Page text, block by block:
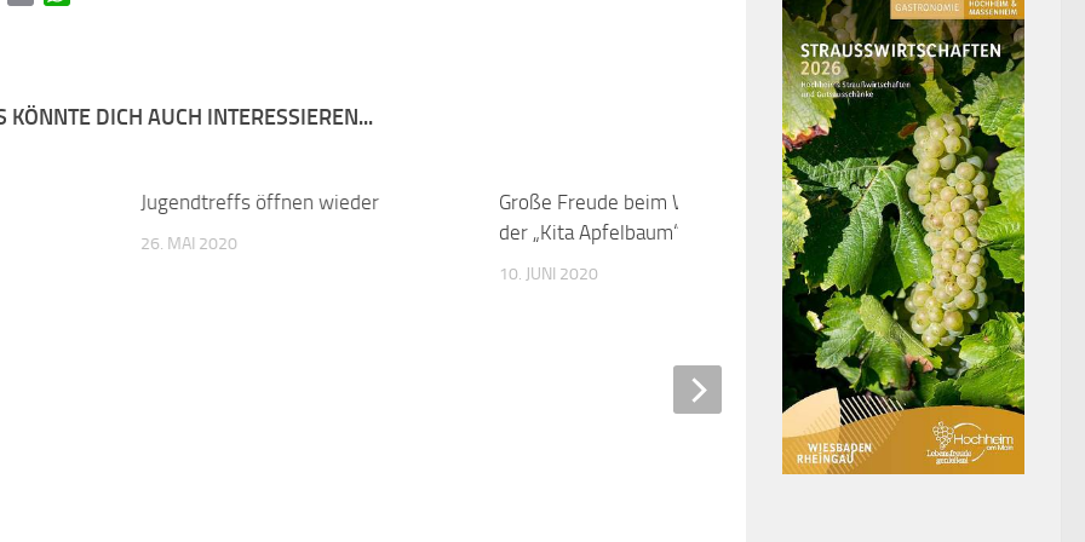
KÖNNTE DICH AUCH INTERESSIEREN...
Jugendtreffs öffnen wieder
26. MAI 2020
0
Große Freude beim Wiedersehen in
der „Kita Apfelbaum“
10. JUNI 2020
Stillcafé im
6. OKTOBER 2021